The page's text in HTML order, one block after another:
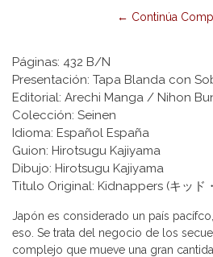
← Continúa
Páginas: 432 B/N
Presentación: Tapa Blanda con
Editorial: Arechi Manga / Nihon
Colección: Seinen
Idioma: Español España
Guion: Hirotsugu Kajiyama
Dibujo: Hirotsugu Kajiyama
Titulo Original: Kidnappers (キッド
Japón es considerado un país
eso. Se trata del negocio de los
complejo que mueve una gran